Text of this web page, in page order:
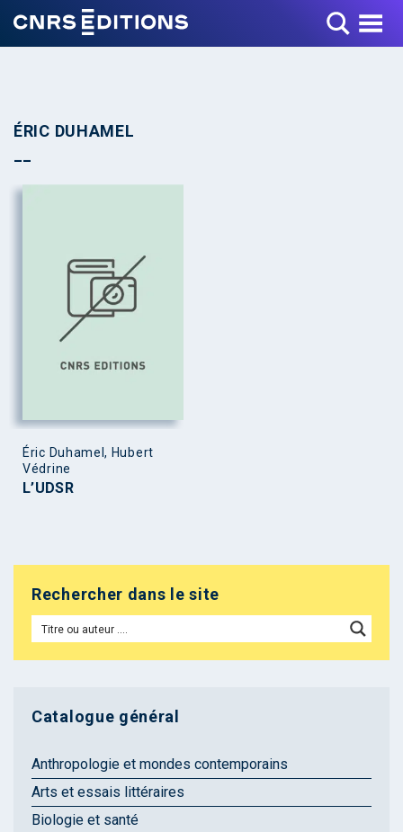
Toggle Menu
ÉRIC DUHAMEL
Éric Duhamel, Hubert
Védrine
L’UDSR
Rechercher dans le site
Catalogue général
Anthropologie et mondes contemporains
Arts et essais littéraires
Biologie et santé